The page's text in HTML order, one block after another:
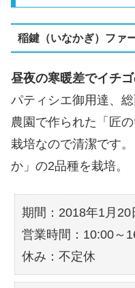
稲鍵（いなかぎ）ファ
昼夜の寒暖差でイチ
パティシエ御用達、
農園で作られた「匠
栽培なので清潔です
か」の2品種を栽培。
期間：2018年1月20
営業時間：10:00～
休み：不定休